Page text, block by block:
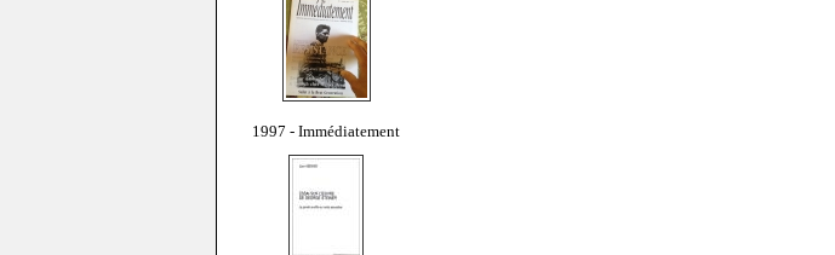
1997 - Immédiatement